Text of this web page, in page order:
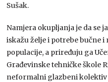
Sušak.
Namjera okupljanja je da se
iskažu želje i potrebe bučne
populacije, a priređuju ga
Građevinske tehničke škole
neformalni glazbeni kolektiv